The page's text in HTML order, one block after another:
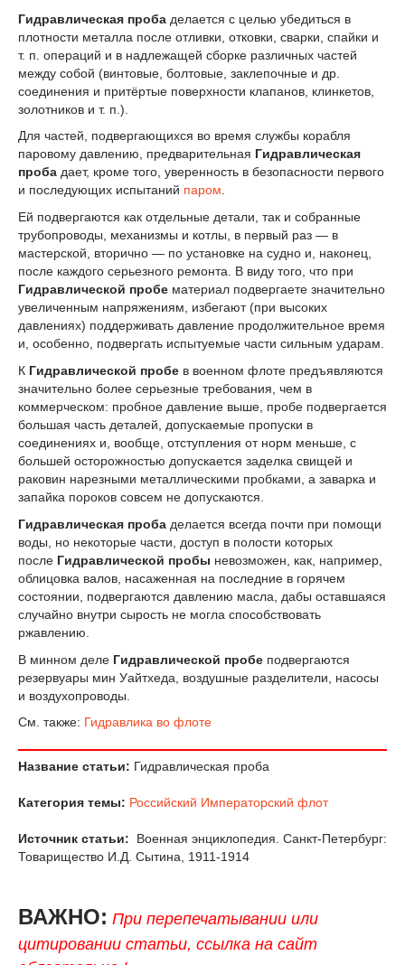
Гидравлическая проба делается с целью убедиться в
плотности металла после отливки, отковки, сварки, спайки и
т. п. операций и в надлежащей сборке различных частей
между собой (винтовые, болтовые, заклепочные и др.
соединения и притёртые поверхности клапанов, клинкетов,
золотников и т. п.).
Для частей, подвергающихся во время службы корабля
паровому давлению, предварительная Гидравлическая
проба дает, кроме того, уверенность в безопасности первого
и последующих испытаний паром.
Ей подвергаются как отдельные детали, так и собранные
трубопроводы, механизмы и котлы, в первый раз — в
мастерской, вторично — по установке на судно и, наконец,
после каждого серьезного ремонта. В виду того, что при
Гидравлической пробе материал подвергаете значительно
увеличенным напряжениям, избегают (при высоких
давлениях) поддерживать давление продолжительное время
и, особенно, подвергать испытуемые части сильным ударам.
К Гидравлической пробе в военном флоте предъявляются
значительно более серьезные требования, чем в
коммерческом: пробное давление выше, пробе подвергается
большая часть деталей, допускаемые пропуски в
соединениях и, вообще, отступления от норм меньше, с
большей осторожностью допускается заделка свищей и
раковин нарезными металлическими пробками, а заварка и
запайка пороков совсем не допускаются.
Гидравлическая проба делается всегда почти при помощи
воды, но некоторые части, доступ в полости которых
после Гидравлической пробы невозможен, как, например,
облицовка валов, насаженная на последние в горячем
состоянии, подвергаются давлению масла, дабы оставшаяся
случайно внутри сырость не могла способствовать
ржавлению.
В минном деле Гидравлической пробе подвергаются
резервуары мин Уайтхеда, воздушные разделители, насосы
и воздухопроводы.
См. также: Гидравлика во флоте
Название статьи: Гидравлическая проба
Категория темы: Российский Императорский флот
Источник статьи:
Военная энциклопедия. Санкт-Петербург:
Товарищество И.Д. Сытина, 1911-1914
ВАЖНО: При перепечатывании или
цитировании статьи, ссылка на сайт